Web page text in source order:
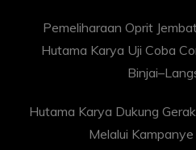
Pemeliharaan Oprit
Hutama Karya Uji Coba
Hutama Karya Dukung
Melalui